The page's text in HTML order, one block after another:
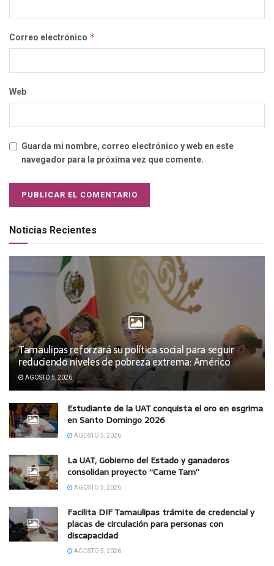
Correo electrónico *
Web
Guarda mi nombre, correo electrónico y web en este
navegador para la próxima vez que comente.
Noticias Recientes
Tamaulipas reforzará su política social para seguir
reduciendo niveles de pobreza extrema: Américo
AGOSTO 5, 2026
Estudiante de la UAT conquista el oro en esgrima
en Santo Domingo 2026
AGOSTO 5, 2026
La UAT, Gobierno del Estado y ganaderos
consolidan proyecto “Carne Tam”
AGOSTO 5, 2026
Facilita DIF Tamaulipas trámite de credencial y
placas de circulación para personas con
discapacidad
AGOSTO 5, 2026